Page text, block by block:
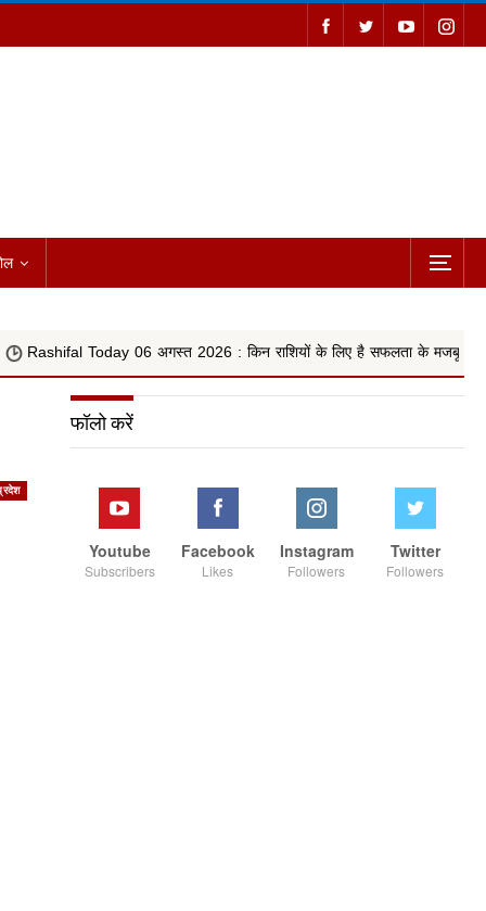
06 अगस्त 2026 : किन राशियों के लिए है सफलता के मजबूत योग, वृषभ, कन्या और
फॉलो करें
Youtube
Subscribers
Facebook
Likes
Instagram
Followers
Twitter
Followers